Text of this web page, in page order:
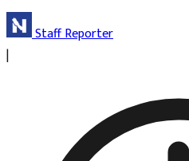
Staff Reporter
|